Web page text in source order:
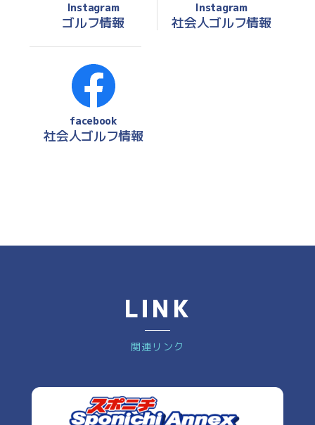
Instagram
ゴルフ情報
Instagram
社会人ゴルフ情報
facebook
社会人ゴルフ情報
LINK
関連リンク